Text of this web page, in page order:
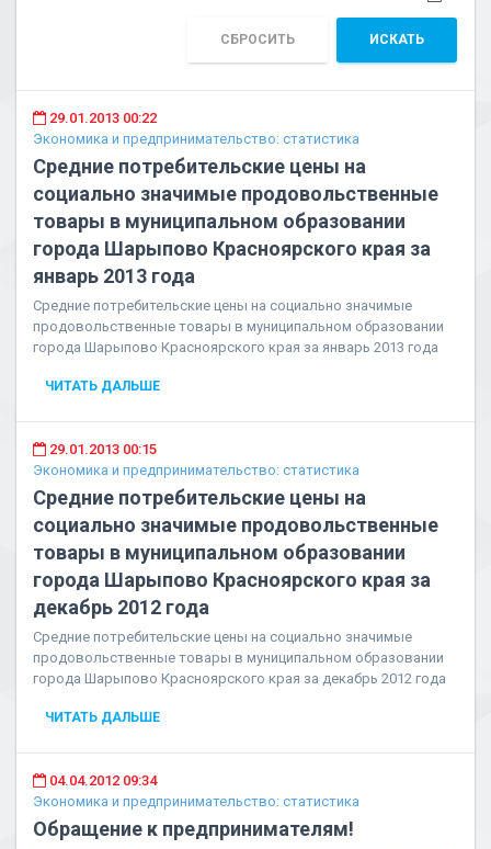
СБРОСИТЬ ИСКАТЬ
29.01.2013 00:22
Экономика и предпринимательство: статистика
Средние потребительские цены на
социально значимые продовольственные
товары в муниципальном образовании
города Шарыпово Красноярского края за
январь 2013 года
Средние потребительские цены на социально значимые
продовольственные товары в муниципальном образовании
города Шарыпово Красноярского края за январь 2013 года
ЧИТАТЬ ДАЛЬШЕ
29.01.2013 00:15
Экономика и предпринимательство: статистика
Средние потребительские цены на
социально значимые продовольственные
товары в муниципальном образовании
города Шарыпово Красноярского края за
декабрь 2012 года
Средние потребительские цены на социально значимые
продовольственные товары в муниципальном образовании
города Шарыпово Красноярского края за декабрь 2012 года
ЧИТАТЬ ДАЛЬШЕ
04.04.2012 09:34
Экономика и предпринимательство: статистика
Обращение к предпринимателям!